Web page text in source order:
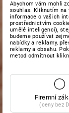
Abychom vám mohli
souhlas. Kliknutím na
informace o vašich
prostřednictvím
umělé inteligenci),
budeme používat
nabídky a reklamy,
reklamy a obsahu.
metod odmítnout
Firemní
(ceny bez